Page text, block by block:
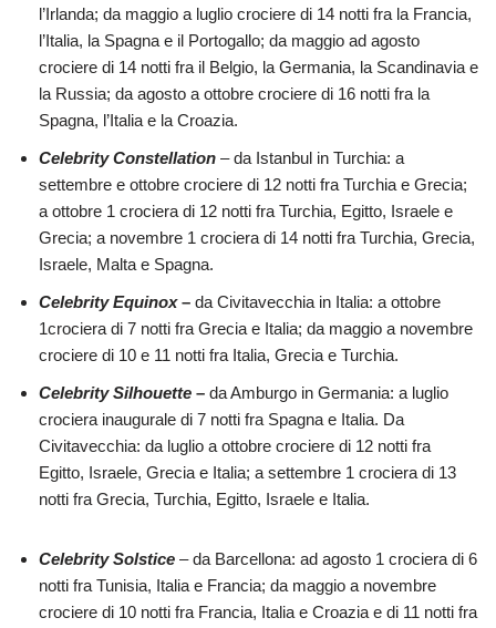
l’Irlanda; da maggio a luglio crociere di 14 notti fra la Francia,
l’Italia, la Spagna e il Portogallo; da maggio ad agosto
crociere di 14 notti fra il Belgio, la Germania, la Scandinavia e
la Russia; da agosto a ottobre crociere di 16 notti fra la
Spagna, l’Italia e la Croazia.
CelebrityConstellation – da Istanbul in Turchia: a
settembre e ottobre crociere di 12 notti fra Turchia e Grecia;
a ottobre 1 crociera di 12 notti fra Turchia, Egitto, Israele e
Grecia; a novembre 1 crociera di 14 notti fra Turchia, Grecia,
Israele, Malta e Spagna.
Celebrity Equinox– da Civitavecchia in Italia: a ottobre
1crociera di 7 notti fra Grecia e Italia; da maggio a novembre
crociere di 10 e 11 notti fra Italia, Grecia e Turchia.
Celebrity Silhouette – da Amburgo in Germania: a luglio
crociera inaugurale di 7 notti fra Spagna e Italia. Da
Civitavecchia: da luglio a ottobre crociere di 12 notti fra
Egitto, Israele, Grecia e Italia; a settembre 1 crociera di 13
notti fra Grecia, Turchia, Egitto, Israele e Italia.
CelebritySolstice – da Barcellona: ad agosto 1 crociera di 6
notti fra Tunisia, Italia e Francia; da maggio a novembre
crociere di 10 notti fra Francia, Italia e Croazia e di 11 notti fra